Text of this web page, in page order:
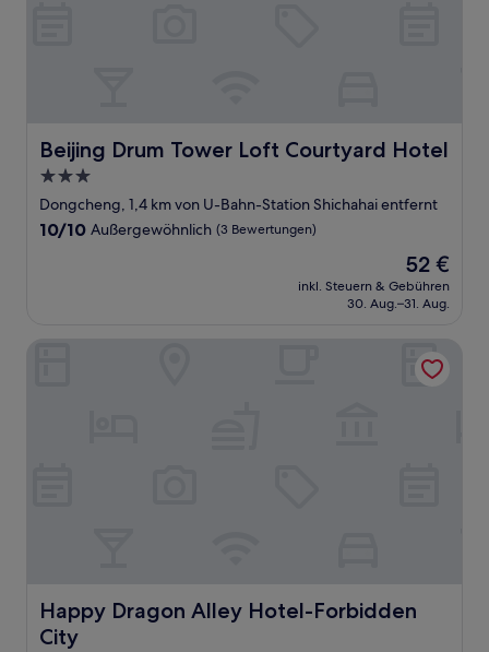
Beijing Drum Tower Loft Courtyard Hotel
Beijing Drum Tower Loft Courtyard Hotel
3.0-
Sterne-
Unterkunft
Dongcheng, 1,4 km von U-Bahn-Station Shichahai entfernt
10.0
10/10 Außergewöhnlich (3 Bewertungen)
Der
Preis
beträgt
52 €
inkl. Steuern & Gebühren
30. Aug.–31. Aug.
Happy Dragon Alley Hotel-Forbidden
City
Happy Dragon Alley Hotel-Forbidden City